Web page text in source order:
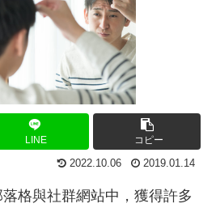
LINE コピー
2022.10.06 2019.01.14
格與社群網站中，獲得許多